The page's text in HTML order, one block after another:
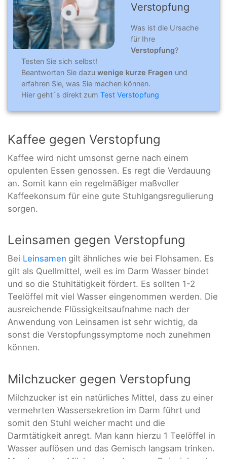
Verstopfung
Was ist die Ursache
für Ihre
Verstopfung?
Testen Sie sich selbst!
Beantworten Sie dazu wenige kurze Fragen und
erfahren Sie, was Sie machen können.
Hier geht´s direkt zum Test Verstopfung
Kaffee gegen Verstopfung
Kaffee wird nicht umsonst gerne nach einem
opulenten Essen genossen. Es regt die Verdauung
an. Somit kann ein regelmäßiger maßvoller
Kaffeekonsum für eine gute Stuhlgangsregulierung
sorgen.
Leinsamen gegen Verstopfung
Bei Leinsamen gilt ähnliches wie bei Flohsamen. Es
gilt als Quellmittel, weil es im Darm Wasser bindet
und so die Stuhltätigkeit fördert. Es sollten 1-2
Teelöffel mit viel Wasser eingenommen werden. Die
ausreichende Flüssigkeitsaufnahme nach der
Anwendung von Leinsamen ist sehr wichtig, da
sonst die Verstopfungssymptome noch zunehmen
können.
Milchzucker gegen Verstopfung
Milchzucker ist ein natürliches Mittel, dass zu einer
vermehrten Wassersekretion im Darm führt und
somit den Stuhl weicher macht und die
Darmtätigkeit anregt. Man kann hierzu 1 Teelöffel in
Wasser auflösen und das Gemisch langsam trinken.